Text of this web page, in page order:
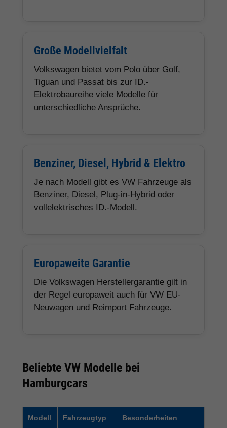
Große Modellvielfalt
Volkswagen bietet vom Polo über Golf,
Tiguan und Passat bis zur ID.-
Elektrobaureihe viele Modelle für
unterschiedliche Ansprüche.
Benziner, Diesel, Hybrid & Elektro
Je nach Modell gibt es VW Fahrzeuge als
Benziner, Diesel, Plug-in-Hybrid oder
vollelektrisches ID.-Modell.
Europaweite Garantie
Die Volkswagen Herstellergarantie gilt in
der Regel europaweit auch für VW EU-
Neuwagen und Reimport Fahrzeuge.
Beliebte VW Modelle bei
Hamburgcars
Modell Fahrzeugtyp Besonderheiten